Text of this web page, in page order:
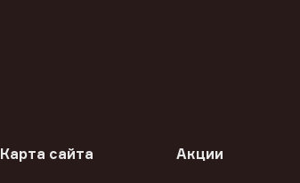
Карта сайта Акции